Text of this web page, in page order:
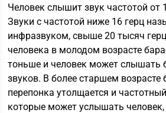
Человек слышит звук частотой от
Звуки с частотой ниже 16 герц
инфразвуком, свыше 20 тысяч
человека в молодом возрасте
тоньше и человек может слышать
звуков. В более старшем возрасте
перепонка утолщается и
которые может услышать